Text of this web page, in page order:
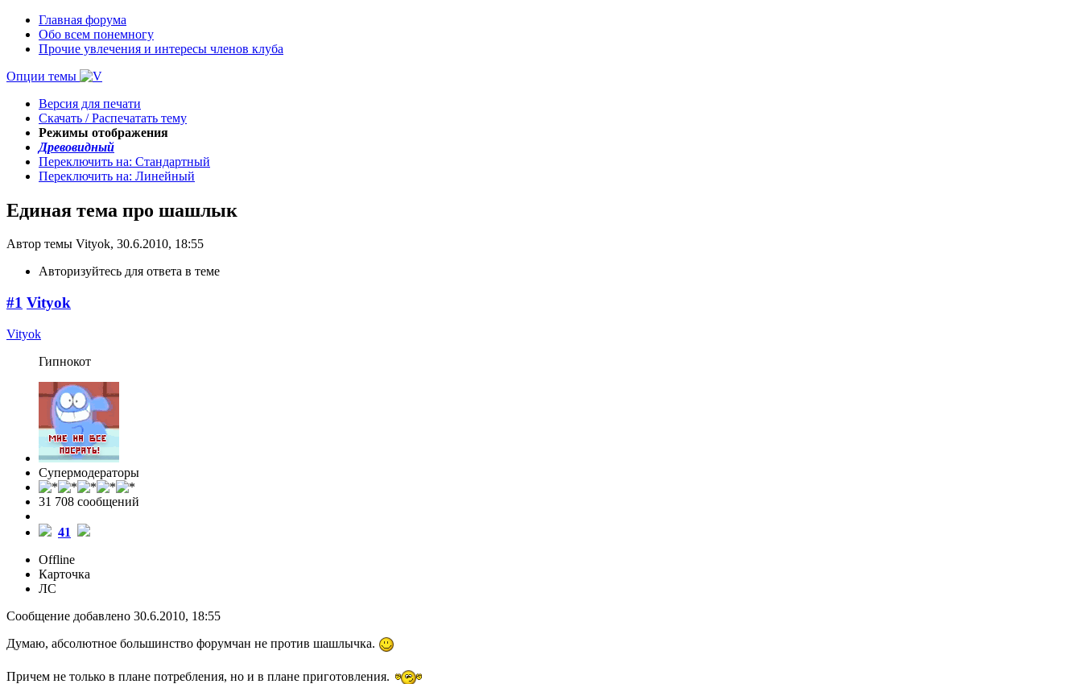
Главная форума
Обо всем понемногу
Прочие увлечения и интересы членов клуба
Опции темы
Версия для печати
Скачать / Распечатать тему
Режимы отображения
Древовидный
Переключить на: Стандартный
Переключить на: Линейный
Единая тема про шашлык
Автор темы Vityok, 30.6.2010, 18:55
Авторизуйтесь для ответа в теме
#1 Vityok
Vityok
Гипнокот
Супермодераторы
31 708 cообщений
41
Offline
Карточка
ЛС
Сообщение добавлено 30.6.2010, 18:55
Думаю, абсолютное большинство форумчан не против шашлычка.
Причем не только в плане потребления, но и в плане приготовления.